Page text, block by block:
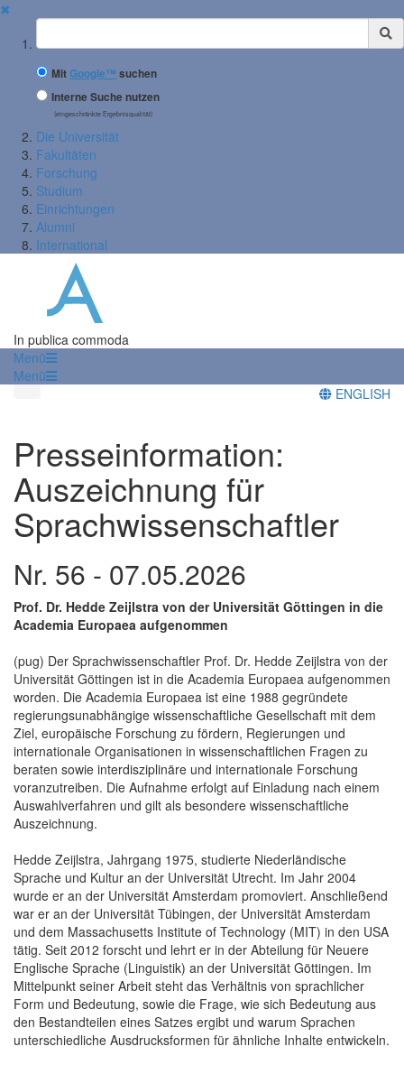
✖
Suchbegriff
MitGoogle™ suchen
Interne Suche nutzen
(eingeschränkte Ergebnisqualität)
Die Universität
Fakultäten
Forschung
Studium
Einrichtungen
Alumni
International
In publica commoda
Menü
Menü
ENGLISH
Presseinformation:
Auszeichnung für
Sprachwissenschaftler
Nr. 56 - 07.05.2026
Prof. Dr. Hedde Zeijlstra von der Universität Göttingen in die
Academia Europaea aufgenommen
(pug) Der Sprachwissenschaftler Prof. Dr. Hedde Zeijlstra von der
Universität Göttingen ist in die Academia Europaea aufgenommen
worden. Die Academia Europaea ist eine 1988 gegründete
regierungsunabhängige wissenschaftliche Gesellschaft mit dem
Ziel, europäische Forschung zu fördern, Regierungen und
internationale Organisationen in wissenschaftlichen Fragen zu
beraten sowie interdisziplinäre und internationale Forschung
voranzutreiben. Die Aufnahme erfolgt auf Einladung nach einem
Auswahlverfahren und gilt als besondere wissenschaftliche
Auszeichnung.
Hedde Zeijlstra, Jahrgang 1975, studierte Niederländische
Sprache und Kultur an der Universität Utrecht. Im Jahr 2004
wurde er an der Universität Amsterdam promoviert. Anschließend
war er an der Universität Tübingen, der Universität Amsterdam
und dem Massachusetts Institute of Technology (MIT) in den USA
tätig. Seit 2012 forscht und lehrt er in der Abteilung für Neuere
Englische Sprache (Linguistik) an der Universität Göttingen. Im
Mittelpunkt seiner Arbeit steht das Verhältnis von sprachlicher
Form und Bedeutung, sowie die Frage, wie sich Bedeutung aus
den Bestandteilen eines Satzes ergibt und warum Sprachen
unterschiedliche Ausdrucksformen für ähnliche Inhalte entwickeln.